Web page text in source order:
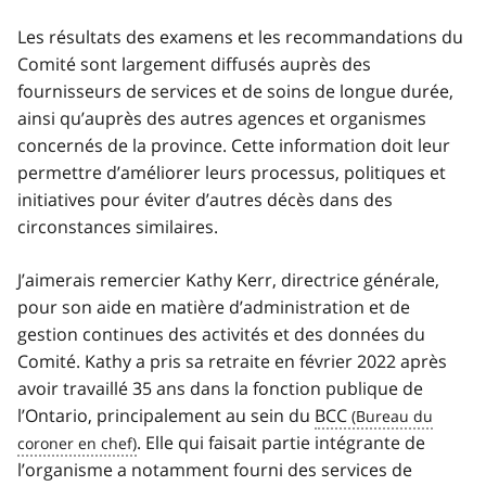
Les résultats des examens et les recommandations du
Comité sont largement diffusés auprès des
fournisseurs de services et de soins de longue durée,
ainsi qu’auprès des autres agences et organismes
concernés de la province. Cette information doit leur
permettre d’améliorer leurs processus, politiques et
initiatives pour éviter d’autres décès dans des
circonstances similaires.
J’aimerais remercier Kathy Kerr, directrice générale,
pour son aide en matière d’administration et de
gestion continues des activités et des données du
Comité. Kathy a pris sa retraite en février 2022 après
avoir travaillé 35 ans dans la fonction publique de
l’Ontario, principalement au sein du BCC
. Elle qui faisait partie intégrante de
l’organisme a notamment fourni des services de